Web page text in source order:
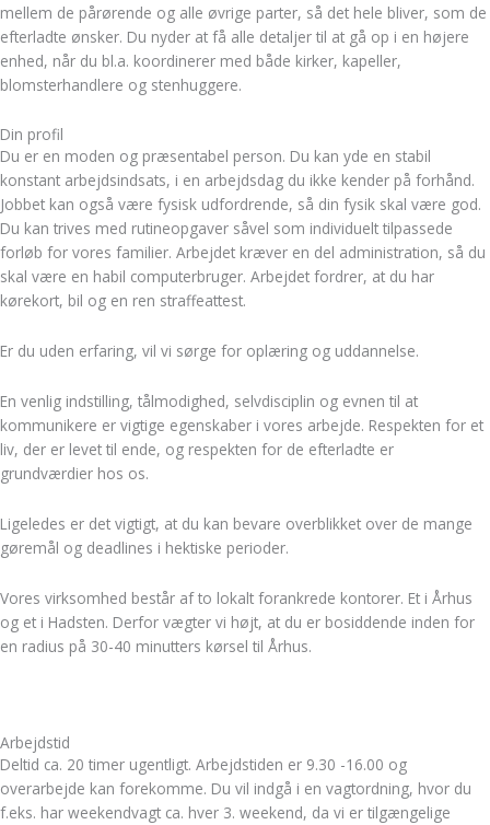
mellem de pårørende og alle øvrige parter, så det hele bliver, som de
efterladte ønsker. Du nyder at få alle detaljer til at gå op i en højere
enhed, når du bl.a. koordinerer med både kirker, kapeller,
blomsterhandlere og stenhuggere.
Din profil
Du er en moden og præsentabel person. Du kan yde en stabil
konstant arbejdsindsats, i en arbejdsdag du ikke kender på forhånd.
Jobbet kan også være fysisk udfordrende, så din fysik skal være god.
Du kan trives med rutineopgaver såvel som individuelt tilpassede
forløb for vores familier. Arbejdet kræver en del administration, så du
skal være en habil computerbruger. Arbejdet fordrer, at du har
kørekort, bil og en ren straffeattest.
Er du uden erfaring, vil vi sørge for oplæring og uddannelse.
En venlig indstilling, tålmodighed, selvdisciplin og evnen til at
kommunikere er vigtige egenskaber i vores arbejde. Respekten for et
liv, der er levet til ende, og respekten for de efterladte er
grundværdier hos os.
Ligeledes er det vigtigt, at du kan bevare overblikket over de mange
gøremål og deadlines i hektiske perioder.
Vores virksomhed består af to lokalt forankrede kontorer. Et i Århus
og et i Hadsten. Derfor vægter vi højt, at du er bosiddende inden for
en radius på 30-40 minutters kørsel til Århus.
Arbejdstid
Deltid ca. 20 timer ugentligt. Arbejdstiden er 9.30 -16.00 og
overarbejde kan forekomme. Du vil indgå i en vagtordning, hvor du
f.eks. har weekendvagt ca. hver 3. weekend, da vi er tilgængelige